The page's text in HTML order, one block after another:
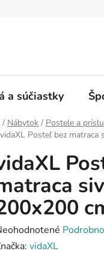
a súčiastky
Domov
/ Nábytok / Postele a
vidaXL Posteľ bez matraca
vidaXL